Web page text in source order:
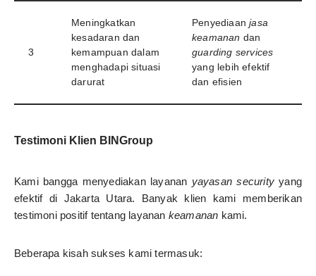
3
Meningkatkan
kesadaran dan
kemampuan dalam
menghadapi situasi
darurat
Penyediaanjasa
keamanan dan
guarding services
yang lebih efektif
dan efisien
Testimoni Klien BINGroup
Kami bangga menyediakan layanan yayasan securityyang
efektif di Jakarta Utara. Banyak klien kami memberikan
testimoni positif tentang layanan keamanan kami.
Beberapa kisah sukses kami termasuk: